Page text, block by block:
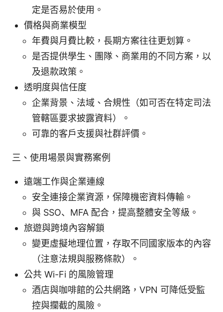
定是否易於使用。
價格與商業模型
年費與月費比較，長期方案往往更划算。
是否提供學生、團隊、商業用的不同方案，以
及退款政策。
透明度與信任度
企業背景、法域、合規性（如可否在特定司法
管轄區要求披露資料）。
可靠的客戶支援與社群評價。
三、使用場景與實務案例
遠端工作與企業連線
安全連接企業資源，保障機密資料傳輸。
與 SSO、MFA 配合，提高整體安全等級。
旅遊與跨境內容解鎖
變更虛擬地理位置，存取不同國家版本的內容
（注意法規與服務條款）。
公共 Wi-Fi 的風險管理
酒店與咖啡館的公共網路，VPN 可降低受監
控與攔截的風險。